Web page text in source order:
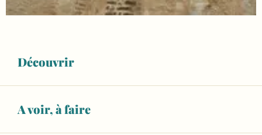
Découvrir
A voir, à faire
Ouverture et coordonnées